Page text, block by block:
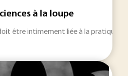
à la loupe
être intimement liée à la pratique